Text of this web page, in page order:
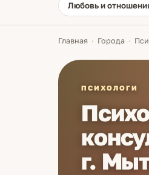
Любовь и
Главная · Города ·
ПСИХОЛОГИ
г.